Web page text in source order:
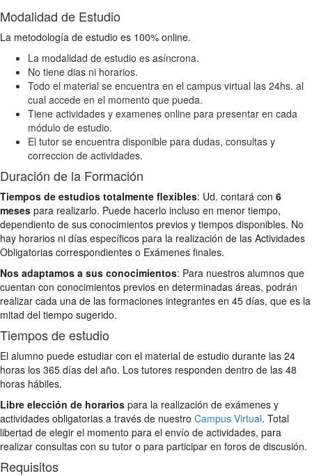
Modalidad de Estudio
La metodología de estudio es 100% online.
La modalidad de estudio es asíncrona.
No tiene dias ni horarios.
Todo el material se encuentra en el campus virtual las 24hs. al
cual accede en el momento que pueda.
Tiene actividades y examenes online para presentar en cada
módulo de estudio.
El tutor se encuentra disponible para dudas, consultas y
correccion de actividades.
Duración de la Formación
Tiempos de estudios totalmente flexibles: Ud. contará con 6
meses para realizarlo. Puede hacerlo incluso en menor tiempo,
dependiento de sus conocimientos previos y tiempos disponibles. No
hay horarios ni días específicos para la realización de las Actividades
Obligatorias correspondientes o Exámenes finales.
Nos adaptamos a sus conocimientos: Para nuestros alumnos que
cuentan con conocimientos previos en determinadas áreas, podrán
realizar cada una de las formaciones integrantes en 45 días, que es la
mitad del tiempo sugerido.
Tiempos de estudio
El alumno puede estudiar con el material de estudio durante las 24
horas los 365 días del año. Los tutores responden dentro de las 48
horas hábiles.
Libre elección de horarios para la realización de exámenes y
actividades obligatorias a través de nuestro Campus Virtual. Total
libertad de elegir el momento para el envío de actividades, para
realizar consultas con su tutor o para participar en foros de discusión.
Requisitos